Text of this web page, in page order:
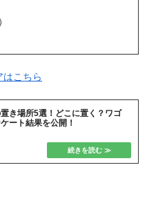
はこちら
き場所5選！どこに置く？ワゴ
ート結果を公開！